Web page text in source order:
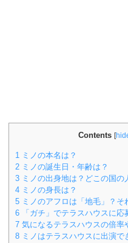
Contents [
1 ミノの本名は？
2 ミノの誕生日・年齢は？
3 ミノの出身地は？どこの国の
4 ミノの身長は？
5 ミノのアフロは「地毛」？そ
6 「ガチ」でテラスハウスに応
7 気になるテラスハウスの倍率
8 ミノはテラスハウスに出演で